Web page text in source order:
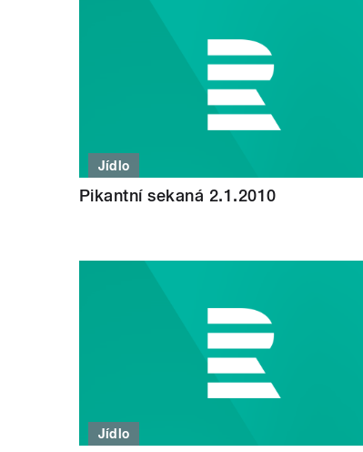
Jídlo
Pikantní sekaná 2.1.2010
Jídlo